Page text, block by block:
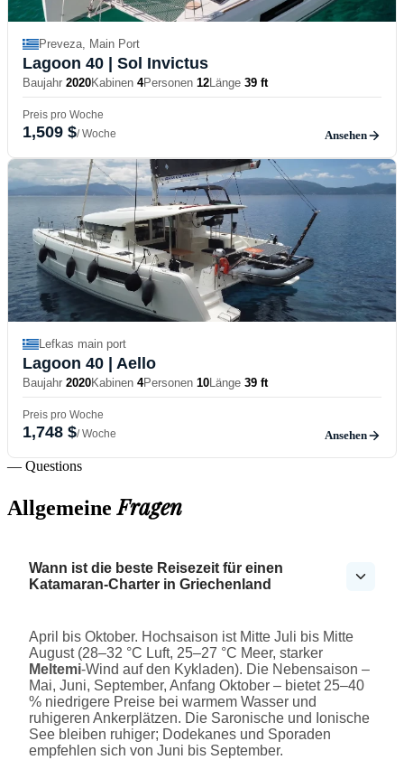
Preveza, Main Port
Lagoon 40 | Sol Invictus
Baujahr 2020Kabinen 4Personen 12Länge 39 ft
Preis pro Woche
1,509 $/ Woche Ansehen
Lefkas main port
Lagoon 40 | Aello
Baujahr 2020Kabinen 4Personen 10Länge 39 ft
Preis pro Woche
1,748 $/ Woche Ansehen
— Questions
AllgemeineFragen
Wann ist die beste Reisezeit für einen
Katamaran-Charter in Griechenland
April bis Oktober. Hochsaison ist Mitte Juli bis Mitte
August (28–32 °C Luft, 25–27 °C Meer, starker
Meltemi-Wind auf den Kykladen). Die Nebensaison –
Mai, Juni, September, Anfang Oktober – bietet 25–40
% niedrigere Preise bei warmem Wasser und
ruhigeren Ankerplätzen. Die Saronische und Ionische
See bleiben ruhiger; Dodekanes und Sporaden
empfehlen sich von Juni bis September.